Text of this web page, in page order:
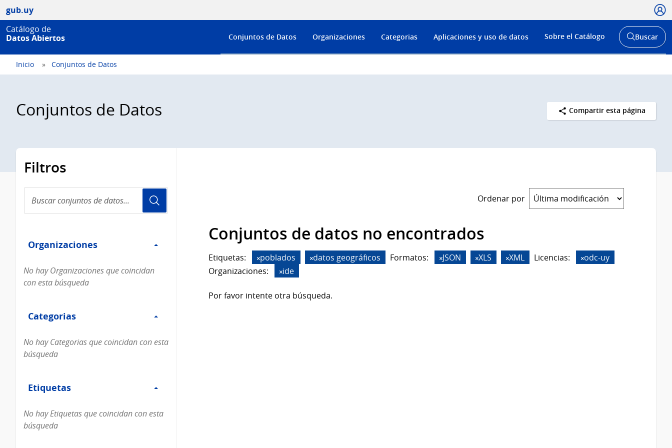
gub.uy
Catálogo de
Datos Abiertos
Menú
de
Conjuntos de Datos Organizaciones Categorias Aplicaciones y uso de datos Sobre el Catálogo
Abrir
buscador
Buscar
Inicio Conjuntos de Datos
Conjuntos de Datos Compartir esta página
Filtros
conjuntos
de
Organizaciones
Organizaciones
No hay Organizaciones que coincidan
con esta búsqueda
Categorias
Categorias
No hay Categorias que coincidan con esta
búsqueda
Etiquetas
Etiquetas
No hay Etiquetas que coincidan con esta
búsqueda
Ordenar por
Conjuntos de datos no encontrados
Etiquetas: poblados datos geográficos Formatos: JSON XLS XML Licencias:
odc-uy
Organizaciones:
ide
Por favor intente otra búsqueda.